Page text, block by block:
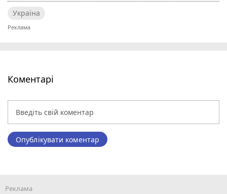
Україна
Коментарі
Опублікувати коментар